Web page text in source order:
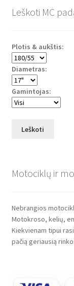
Leškoti MC
Plotis & aukštis:
Diametras:
Gamintojas:
Leškoti
Motociklų ir
Nebrangios
Motokroso, kelių,
Kiekvienam tipui
pačią geriausią